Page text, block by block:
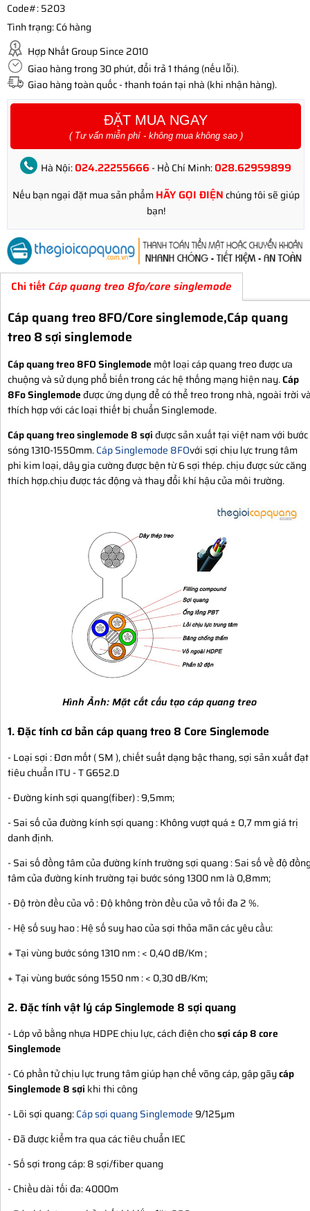
Code#:5203
Tình trạng:Có hàng
Hợp Nhất Group Since 2010
Giao hàng trong 30 phút, đổi trả 1 tháng (nếu lỗi).
Giao hàng toàn quốc - thanh toán tại nhà (khi nhận hàng).
ĐẶT MUA NGAY
( Tư vấn miễn phí - không mua không sao )
Hà Nội:024.22255666 - Hồ Chí Minh:028.62959899
Nếu bạn ngại đặt mua sản phẩmHÃY GỌI ĐIỆN chúng tôi sẽ giúp
bạn!
Chi tiếtCáp quang treo 8fo/core singlemode
Cáp quang treo 8FO/Core singlemode,Cáp quang
treo 8 sợi singlemode
Cáp quang treo 8FO Singlemode một loại cáp quang treo được ưa
chuộng và sử dụng phổ biến trong các hệ thống mạng hiện nay.Cáp
8Fo Singlemode được ứng dụng để có thể treo trong nhà, ngoài trời
thích hợp với các loại thiết bị chuẩn Singlemode.
Cáp quang treo singlemode 8 sợi được sản xuất tại việt nam với bước
sóng 1310-1550mm.Cáp Singlemode 8FOvới sợi chịu lực trung tâm
phi kim loại, dây gia cường được bện từ 6 sợi thép. chịu được sức căng
thích hợp.chịu được tác động và thay đổi khí hậu của môi trường.
Hình Ảnh:Mặt cắt cấu tạo cáp quang treo
1. Đặc tính cơ bản cáp quang treo 8 Core Singlemode
- Loại sợi : Đơn mốt ( SM ), chiết suất dạng bậc thang, sợi sản xuất đạt
tiêu chuẩn ITU - T G652.D
- Đường kính sợi quang(fiber) : 9,5mm;
- Sai số của đường kính sợi quang : Không vượt quá ± 0,7 mm giá trị
danh định.
- Sai số đồng tâm của đường kính trường sợi quang : Sai số về độ
tâm của đường kính trường tại bước sóng 1300 nm là 0,8mm;
- Độ tròn đều của vỏ : Độ không tròn đều của vỏ tối đa 2 %.
- Hệ số suy hao : Hệ số suy hao của sợi thỏa mãn các yêu cầu:
+ Tại vùng bước sóng 1310 nm : < 0,40 dB/Km ;
+ Tại vùng bước sóng 1550 nm : < 0,30 dB/Km;
2. Đặc tính vật lý cáp Singlemode 8 sợi quang
- Lớp vỏ bằng nhựa HDPE chịu lực, cách điện chosợi cáp 8 core
Singlemode
- Có phần tử chịu lực trung tâm giúp hạn chế võng cáp, gập gãycáp
Singlemode 8 sợi khi thi công
- Lõi sợi quang:Cáp sợi quang Singlemode9/125µm
- Đã được kiểm tra qua các tiêu chuẩn IEC
- Số sợi trong cáp: 8 sợi/fiber quang
- Chiều dài tối đa: 4000m